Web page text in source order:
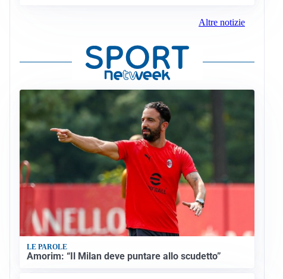
Altre notizie
LE PAROLE
Amorim: “Il Milan deve puntare allo scudetto”